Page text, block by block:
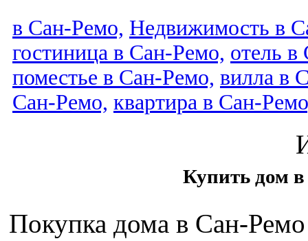
в Сан-Ремо, Недвижимость в
гостиница в Сан-Ремо, отель
поместье в Сан-Ремо, вилла в
Сан-Ремо, квартира в Сан-
Купить дом
Покупка дома в Сан-Ремо